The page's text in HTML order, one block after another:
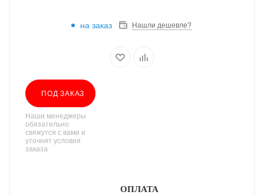
на заказ Нашли дешевле?
ПОД ЗАКАЗ
Наши менеджеры
обязательно
свяжутся с вами и
уточнят условия
заказа
ОПЛАТА